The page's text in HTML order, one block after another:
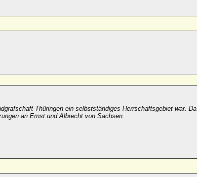
Thüringen ein selbstständiges Herrschaftsgebiet war. Da
an Ernst und Albrecht von Sachsen.